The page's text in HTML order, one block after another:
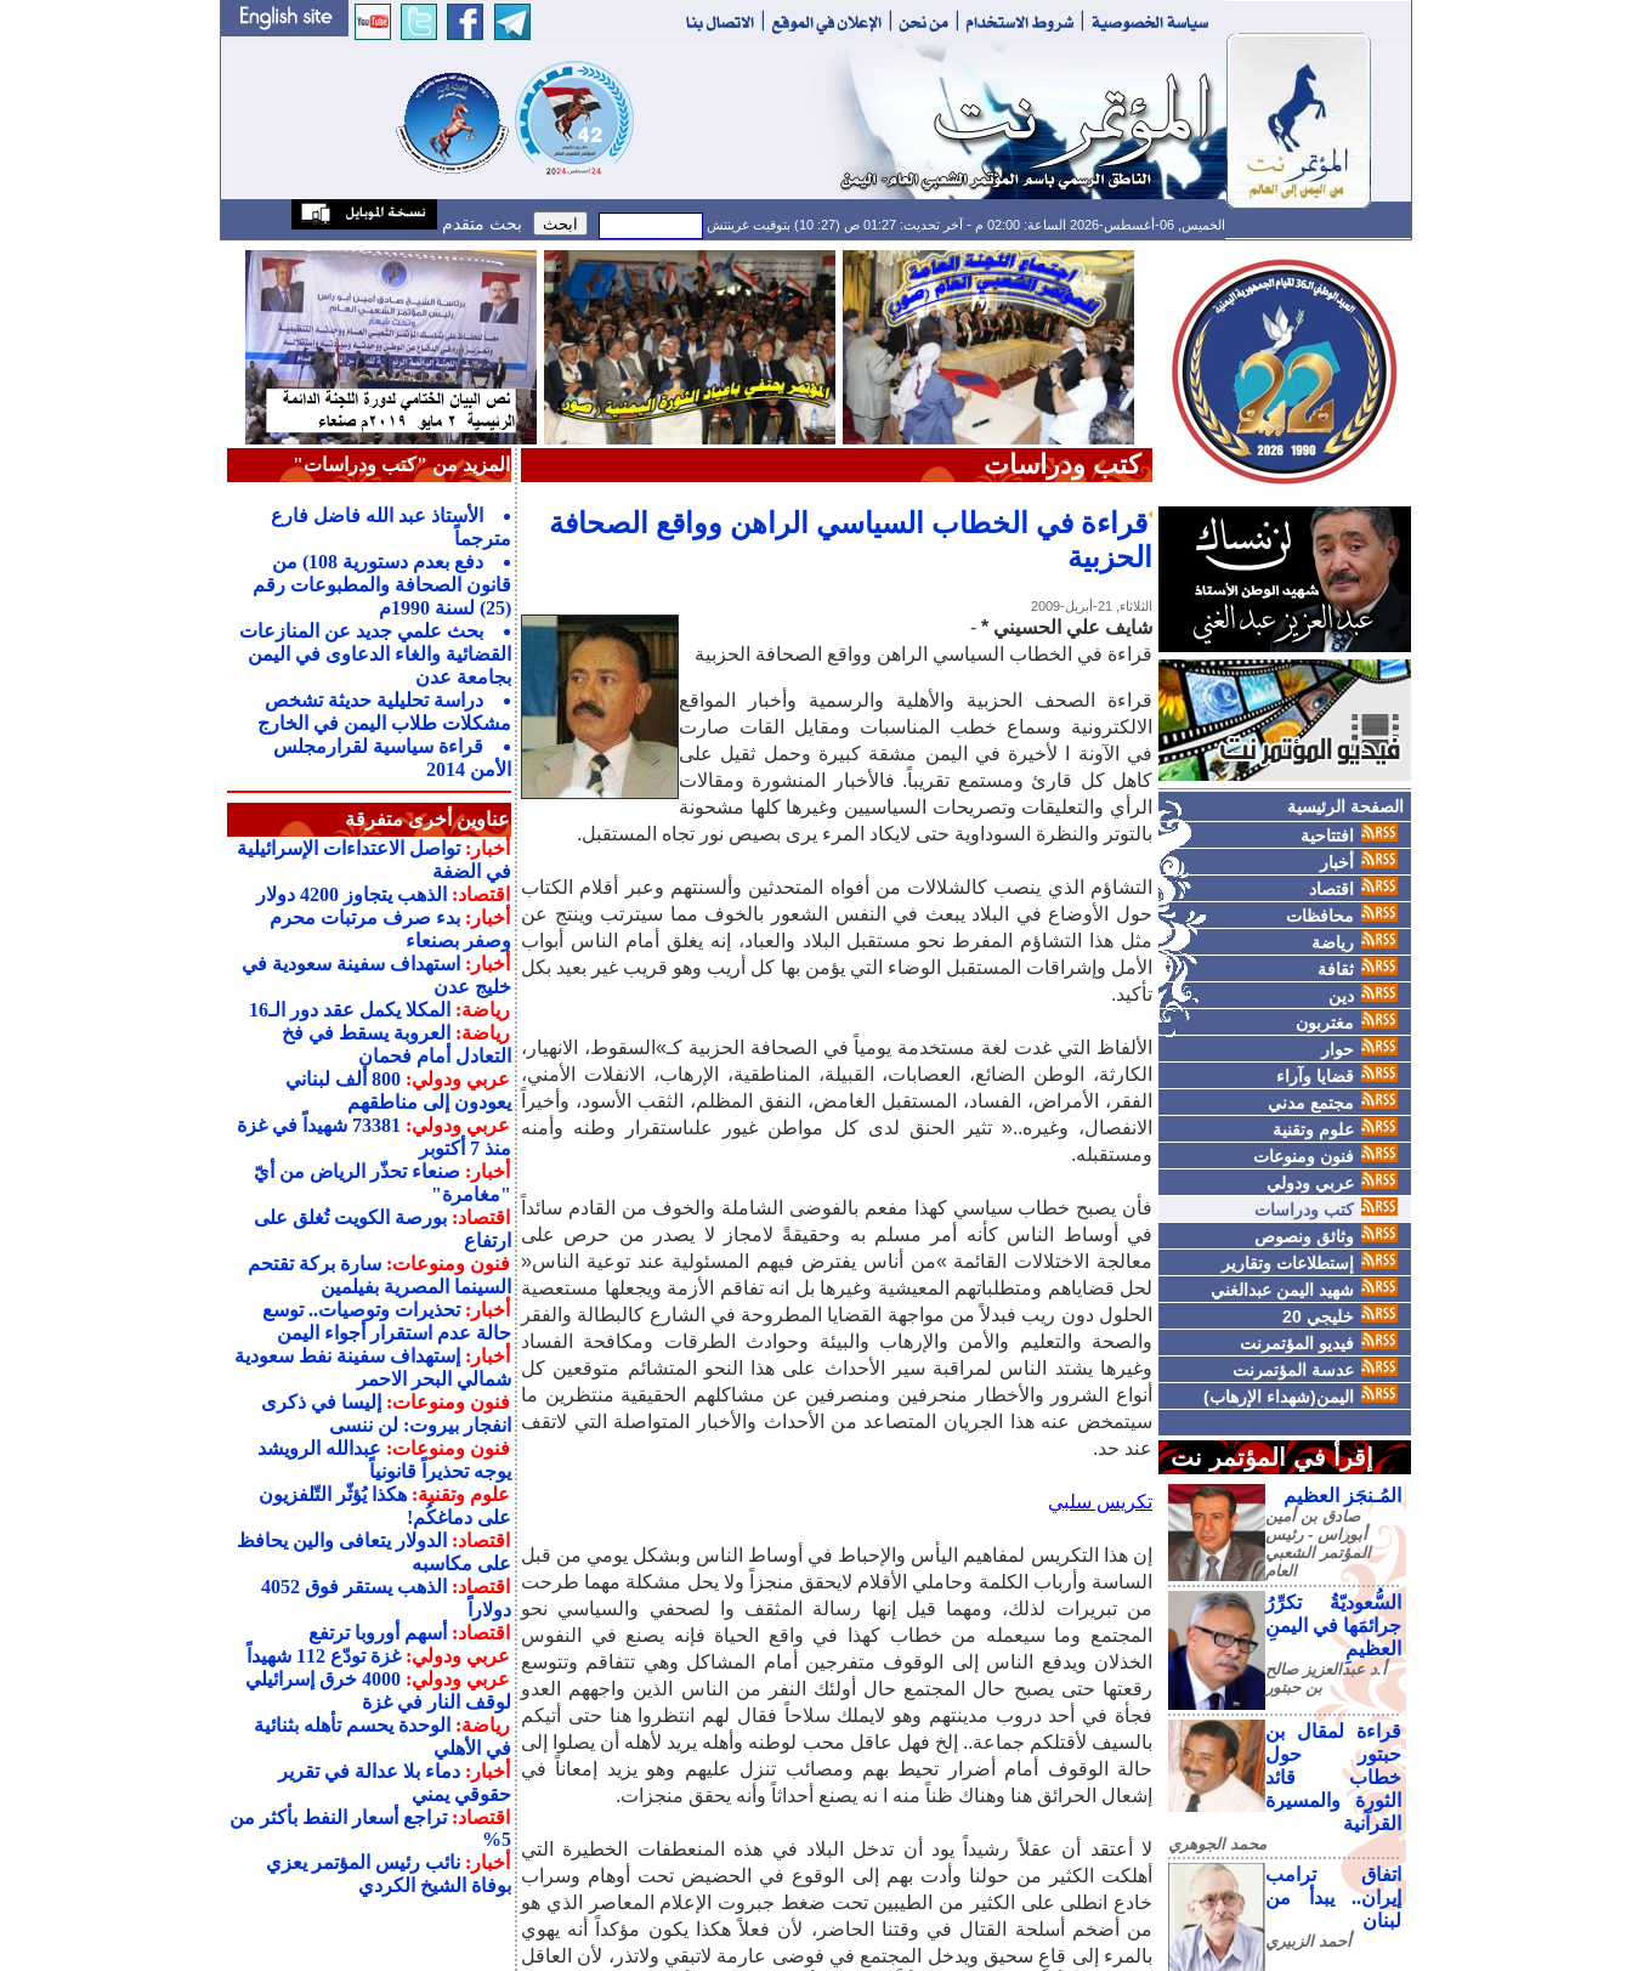
الخميس, 06-أغسطس-2026 الساعة: 02:00 م - آخر تحديث: 01:27 ص (27: 10) بتوقيت غرينتش بحث متقدم
الصفحة الرئيسية
افتتاحية
أخبار
اقتصاد
محافظات
رياضة
ثقافة
دين
مغتربون
حوار
قضايا وآراء
مجتمع مدني
علوم وتقنية
فنون ومنوعات
عربي ودولي
كتب ودراسات
وثائق ونصوص
إستطلاعات وتقارير
شهيد اليمن عبدالغني
خليجي 20
فيديو المؤتمرنت
عدسة المؤتمرنت
اليمن(شهداء الإرهاب)
إقرأ في المؤتمر نت
المُـنجَز العظيم
صادق‮ ‬بن‮ ‬أمين‮
‬أبوراس - رئيس‮
‬المؤتمر‮ ‬الشعبي‮
‬العام
السُّعوديّةُ تكرِّرُ
جرائمَها في اليمنِ
العظيمِ
أ.د عبدالعزيز صالح
بن حبتور
قراءة لمقال بن
حبتور حول
خطاب قائد
الثورة والمسيرة
القرآنية
محمد الجوهري
اتفاق ترامب
إيران.. يبدأ من
لبنان
أحمد الزبيري
كتب ودراسات
قراءة في الخطاب السياسي الراهن وواقع الصحافة
الحزبية
الثلاثاء, 21-أبريل-2009
شايف علي الحسيني * -
قراءة في الخطاب السياسي الراهن وواقع الصحافة الحزبية
قراءة الصحف الحزبية والأهلية والرسمية وأخبار المواقع
الالكترونية وسماع خطب المناسبات ومقايل القات صارت
في الآونة ا لأخيرة في اليمن مشقة كبيرة وحمل ثقيل على
كاهل كل قارئ ومستمع تقريباً. فالأخبار المنشورة ومقالات
الرأي والتعليقات وتصريحات السياسيين وغيرها كلها‮ ‬مشحونة‮
‬بالتوتر‮ ‬والنظرة‮ ‬السوداوية‮ ‬حتى‮ ‬لايكاد‮ ‬المرء‮ ‬يرى‮ ‬بصيص‮ ‬نور‮ ‬تجاه‮ ‬المستقبل‮.‬
التشاؤم الذي ينصب كالشلالات من أفواه المتحدثين وألسنتهم وعبر أقلام الكتاب
حول الأوضاع في البلاد يبعث في النفس الشعور بالخوف مما سيترتب وينتج عن
مثل هذا التشاؤم المفرط نحو مستقبل البلاد والعباد، إنه يغلق أمام الناس أبواب
الأمل وإشراقات المستقبل الوضاء التي يؤمن‮ ‬بها‮ ‬كل‮ ‬أريب‮ ‬وهو‮ ‬قريب‮ ‬غير‮ ‬بعيد‮ ‬بكل‮
‬تأكيد‮.‬
الألفاظ التي غدت لغة مستخدمة يومياً في الصحافة الحزبية كـ»السقوط، الانهيار،
الكارثة، الوطن الضائع، العصابات، القبيلة، المناطقية، الإرهاب، الانفلات الأمني،
الفقر، الأمراض، الفساد، المستقبل الغامض، النفق المظلم، الثقب الأسود، وأخيراً
الانفصال، وغيره..« تثير الحنق‮ ‬لدى‮ ‬كل‮ ‬مواطن‮ ‬غيور‮ ‬على‮‬استقرار‮ ‬وطنه‮ ‬وأمنه‮
‬ومستقبله‮.‬
فأن يصبح خطاب سياسي كهذا مفعم بالفوضى الشاملة والخوف من القادم سائداً
في أوساط الناس كأنه أمر مسلم به وحقيقةً لامجاز لا يصدر من حرص على
معالجة الاختلالات القائمة »من أناس يفترض فيهم المسئولية عند توعية الناس«
لحل قضاياهم ومتطلباتهم المعيشية وغيرها بل انه تفاقم الأزمة ويجعلها مستعصية
الحلول دون ريب فبدلاً من مواجهة القضايا المطروحة في الشارع كالبطالة والفقر
والصحة والتعليم والأمن والإرهاب والبيئة وحوادث الطرقات ومكافحة الفساد
وغيرها يشتد الناس لمراقبة سير الأحداث على هذا النحو المتشائم متوقعين كل
أنواع الشرور‮ ‬والأخطار‮ ‬منحرفين‮ ‬ومنصرفين‮ ‬عن‮ ‬مشاكلهم‮ ‬الحقيقية‮ ‬منتظرين‮ ‬ما‮
‬سيتمخض‮ ‬عنه‮ ‬هذا‮ ‬الجريان‮ ‬المتصاعد‮ ‬من‮ ‬الأحداث‮ ‬والأخبار‮ ‬المتواصلة‮ ‬التي‮ ‬لاتقف‮
‬عند‮ ‬حد‮.‬
تكريس‮ ‬سلبي
إن هذا التكريس لمفاهيم اليأس والإحباط في أوساط الناس وبشكل يومي من قبل
الساسة وأرباب الكلمة وحاملي الأقلام لايحقق منجزاً ولا يحل مشكلة مهما طرحت
من تبريرات لذلك، ومهما قيل إنها رسالة المثقف وا لصحفي والسياسي نحو
المجتمع وما سيعمله من خطاب كهذا في واقع الحياة فإنه يصنع في النفوس
الخذلان ويدفع الناس إلى الوقوف متفرجين أمام المشاكل وهي تتفاقم وتتوسع
رقعتها حتى يصبح حال المجتمع حال أولئك النفر من الناس الذين واجههم العدو
فجأة في أحد دروب مدينتهم وهو لايملك سلاحاً فقال لهم انتظروا هنا حتى أتيكم
بالسيف لأقتلكم جماعة.. إلخ فهل عاقل محب لوطنه وأهله يريد لأهله أن يصلوا إلى
حالة الوقوف أمام أضرار تحيط بهم ومصائب تنزل عليهم وهو يزيد إمعاناً في
إشعال الحرائق هنا وهناك ظناً منه ا نه يصنع أحداثاً وأنه يحقق منجزات.
لا أعتقد أن عقلاً رشيداً يود أن تدخل البلاد في هذه المنعطفات الخطيرة التي
أهلكت الكثير من حولنا وأدت بهم إلى الوقوع في الحضيض تحت أوهام وسراب
خادع انطلى على الكثير من الطيبين تحت ضغط جبروت الإعلام المعاصر الذي هو
من أضخم أسلحة القتال في وقتنا الحاضر، لأن فعلاً هكذا يكون مؤكداً أنه يهوي
بالمرء إلى قاعٍ سحيق ويدخل المجتمع في فوضى عارمة لاتبقي ولاتذر، لأن العاقل
المزيد من "كتب ودراسات"
الأستاذ عبد الله فاضل فارع
مترجماً
دفع بعدم دستورية 108) من
قانون الصحافة والمطبوعات رقم
(25) لسنة 1990م
بحث علمي جديد عن المنازعات
القضائية والغاء الدعاوى في اليمن
بجامعة عدن
دراسة تحليلية حديثة تشخص
مشكلات طلاب اليمن في الخارج
قراءة سياسية لقرارمجلس
الأمن 2014
عناوين أخرى متفرقة
أخبار:تواصل الاعتداءات الإسرائيلية
في الضفة
اقتصاد: الذهب يتجاوز 4200 دولار
أخبار:بدء صرف مرتبات محرم
وصفر بصنعاء
أخبار: استهداف سفينة سعودية في
خليج عدن
رياضة: المكلا يكمل عقد دور الـ16
رياضة: العروبة يسقط في فخ
التعادل أمام فحمان
عربي ودولي:
800 ألف لبناني
يعودون إلى مناطقهم
عربي ودولي:
73381 شهيداً في غزة
منذ 7 أكتوبر
أخبار: صنعاء تحذّر الرياض من أيّ
"مغامرة"
اقتصاد:بورصة الكويت تُغلق على
ارتفاع
فنون ومنوعات:سارة بركة تقتحم
السينما المصرية بفيلمين
أخبار:تحذيرات وتوصيات.. توسع
حالة عدم استقرار أجواء اليمن
أخبار: إستهداف سفينة نفط سعودية
شمالي البحر الاحمر
فنون ومنوعات: إليسا في ذكرى
انفجار بيروت: لن ننسى
فنون ومنوعات: عبدالله الرويشد
يوجه تحذيراً قانونياً
علوم وتقنية:هكذا يُؤثّر التّلفزيون
على دماغكُم!
اقتصاد: الدولار يتعافى والين يحافظ
على مكاسبه
اقتصاد:
الذهب يستقر فوق 4052
دولاراً
اقتصاد: أسهم أوروبا ترتفع
عربي ودولي:غزة تودّع 112 شهيداً
عربي ودولي:
4000 خرق إسرائيلي
لوقف النار في غزة
رياضة: الوحدة يحسم تأهله بثنائية
في الأهلي
أخبار:دماء بلا عدالة في تقرير
حقوقي يمني
اقتصاد:تراجع أسعار النفط بأكثر من
5%
أخبار:نائب رئيس المؤتمر يعزي
بوفاة الشيخ الكردي